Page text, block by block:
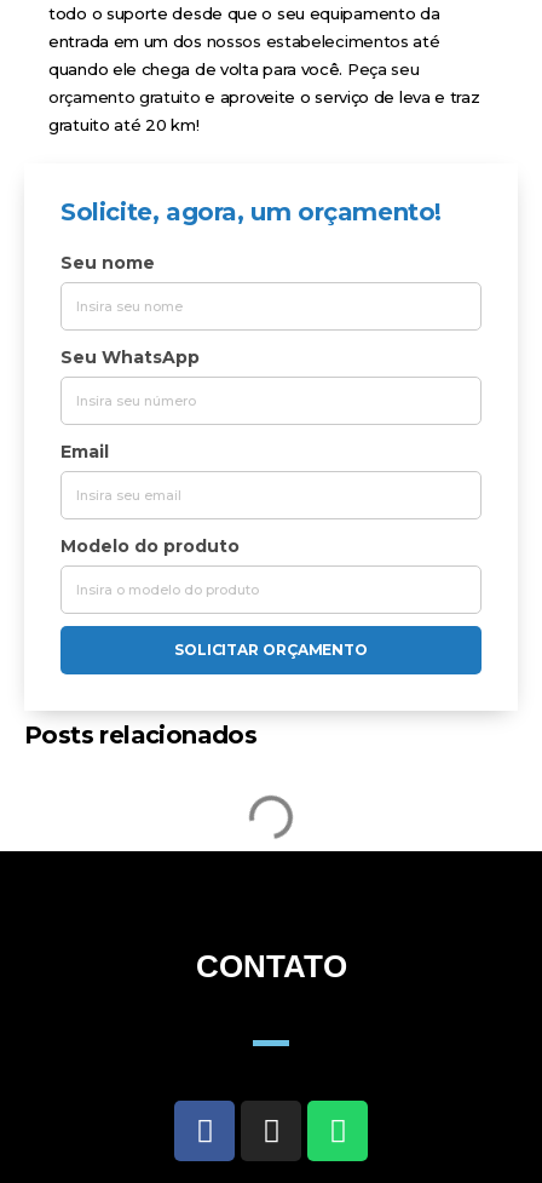
todo o suporte desde que o seu equipamento da
entrada em um dos nossos estabelecimentos até
quando ele chega de volta para você. Peça seu
orçamento gratuito e aproveite o serviço de leva e traz
gratuito até 20 km!
Solicite, agora, um orçamento!
Seu nome
Seu WhatsApp
Email
Modelo do produto
SOLICITAR ORÇAMENTO
Posts relacionados
CONTATO